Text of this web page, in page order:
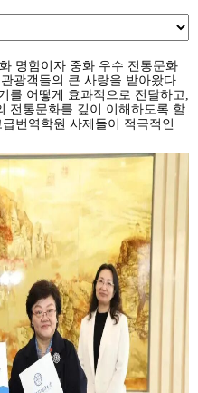
명함이자 중화 우수 전통문화
광객들의 큰 사랑을 받아왔다.
를 어떻게 효과적으로 전달하고,
전통문화를 깊이 이해하도록 할
번역학원 사제들이 적극적인